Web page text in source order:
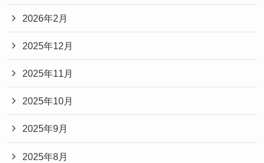
2026年2月
2025年12月
2025年11月
2025年10月
2025年9月
2025年8月